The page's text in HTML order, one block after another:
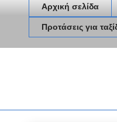
Αρχική σελίδα
Προτάσεις για